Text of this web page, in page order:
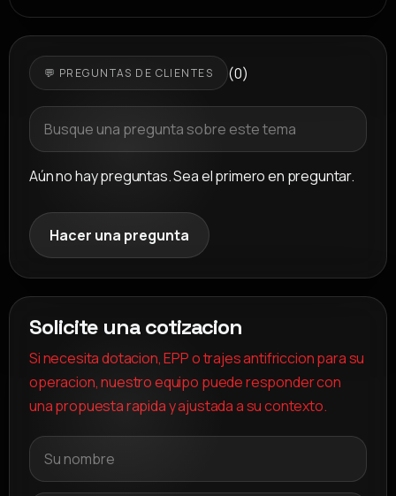
💬 PREGUNTAS DE CLIENTES (0)
Aún no hay preguntas. Sea el primero en preguntar.
Hacer una pregunta
Solicite una cotizacion
Si necesita dotacion, EPP o trajes antifriccion para su
operacion, nuestro equipo puede responder con
una propuesta rapida y ajustada a su contexto.